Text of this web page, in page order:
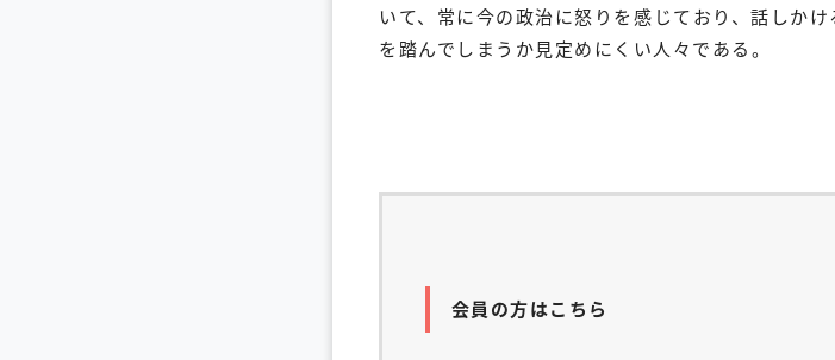
いて、常に今の政治に怒りを感じており、話しか
を踏んでしまうか見定めにくい人々である。
会員の方はこちら